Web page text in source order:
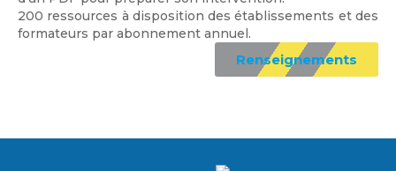
200 ressources à disposition des établissements et des
formateurs par abonnement annuel.
Renseignements